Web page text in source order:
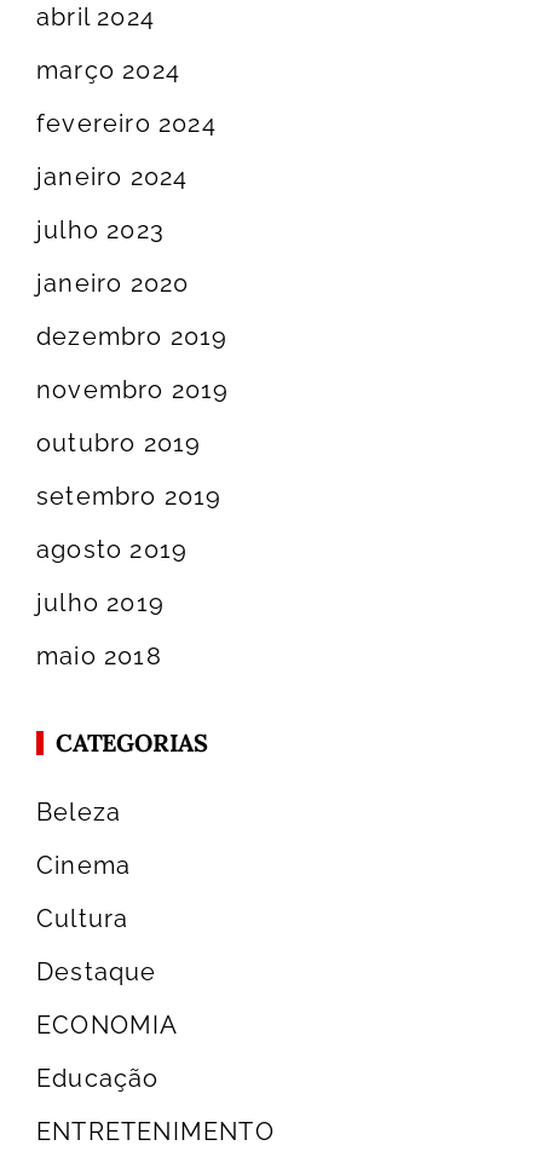
abril 2024
março 2024
fevereiro 2024
janeiro 2024
julho 2023
janeiro 2020
dezembro 2019
novembro 2019
outubro 2019
setembro 2019
agosto 2019
julho 2019
maio 2018
CATEGORIAS
Beleza
Cinema
Cultura
Destaque
ECONOMIA
Educação
ENTRETENIMENTO